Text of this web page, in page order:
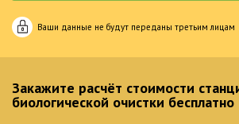
Ваши данные не будут переданы третьим лицам
Закажите расчёт стоимости
биологической очистки бесплатно